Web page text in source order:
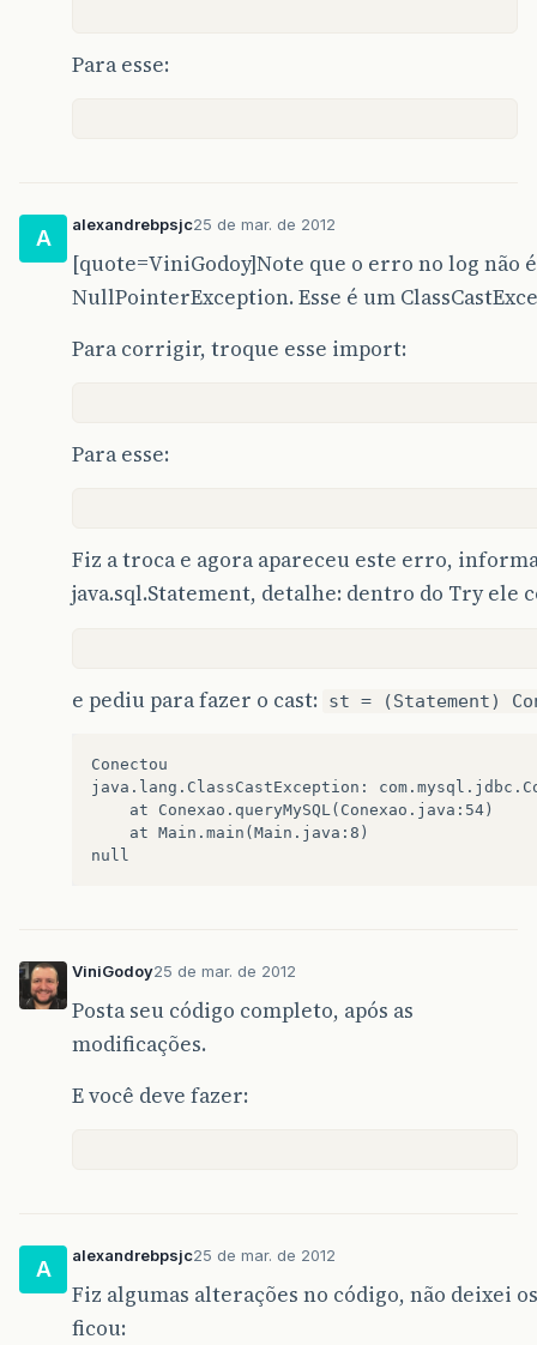
Para esse:
A
alexandrebpsjc25 de mar. de 2012
[quote=ViniGodoy]Note que o erro no log não
NullPointerException. Esse é um
Para corrigir, troque esse import:
Para esse:
Fiz a troca e agora apareceu este erro,
java.sql.Statement, detalhe: dentro do Try ele
e pediu para fazer o cast: st = (Statement)
Conectou
java.lang.ClassCastException:
ViniGodoy25 de mar. de 2012
Posta seu código completo, após as
modificações.
E você deve fazer:
A
alexandrebpsjc25 de mar. de 2012
Fiz algumas alterações no código, não deixei
ficou: